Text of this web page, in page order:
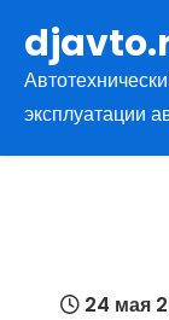
содержимому
эксплуатации
24 мая